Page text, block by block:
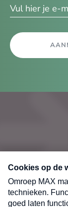
CONTACT